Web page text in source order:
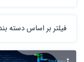
فیلتر بر اساس دسته